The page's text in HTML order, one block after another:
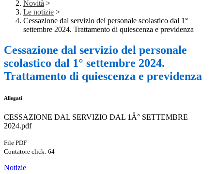
Novità >
Le notizie >
Cessazione dal servizio del personale scolastico dal 1°
settembre 2024. Trattamento di quiescenza e previdenza
Cessazione dal servizio del personale
scolastico dal 1° settembre 2024.
Trattamento di quiescenza e previdenza
Allegati
CESSAZIONE DAL SERVIZIO DAL 1Â° SETTEMBRE
2024.pdf
File PDF
Contatore click: 64
Notizie